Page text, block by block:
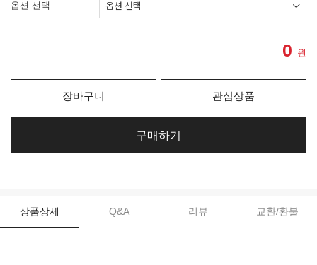
옵션 선택
0 원
장바구니 관심상품
구매하기
상품상세 Q&A 리뷰 교환/환불